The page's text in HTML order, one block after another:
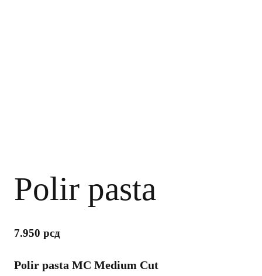
Polir pasta
7.950 рсд
Polir pasta MC Medium Cut